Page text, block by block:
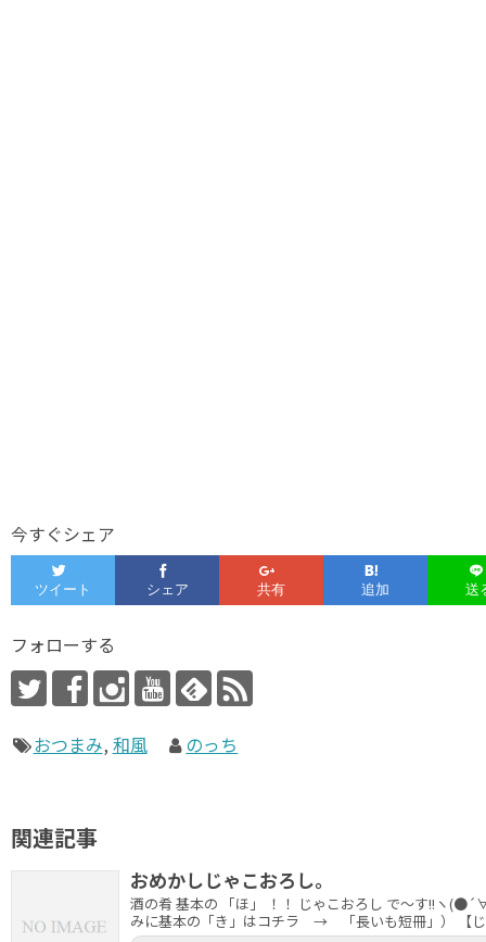
今すぐシェア
フォローする
おつまみ, 和風 のっち
関連記事
おめかしじゃこおろし。
酒の肴 基本の 「ほ」 ！！ じゃこおろし で～す!!ヽ
みに基本の「き」はコチラ → 「長いも短冊」） 【